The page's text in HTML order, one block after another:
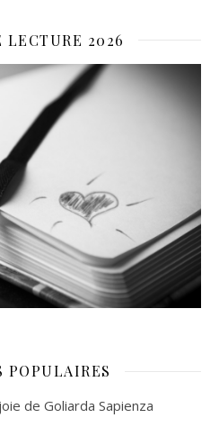
LECTURE 2026
POPULAIRES
de Goliarda Sapienza